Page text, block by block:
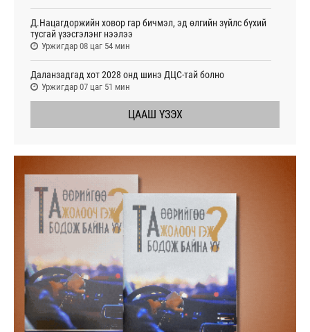
Д.Нацагдоржийн ховор гар бичмэл, эд өлгийн зүйлс бүхий
тусгай үзэсгэлэнг нээлээ
Уржигдар 08 цаг 54 мин
Даланзадгад хот 2028 онд шинэ ДЦС-тай болно
Уржигдар 07 цаг 51 мин
ЦААШ ҮЗЭХ